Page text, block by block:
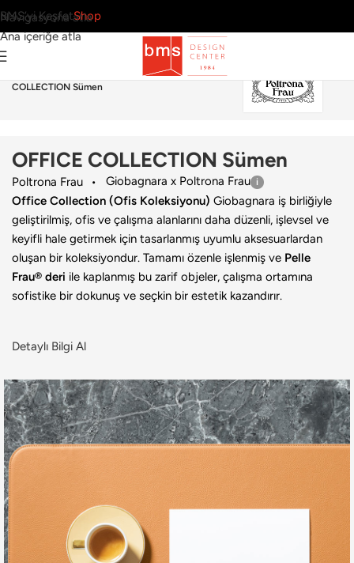
Navigasyona atla
Ana içeriğe atla
BMS’yi KeşfetShop
Poltrona Frau
OFFICE
COLLECTION Sümen
OFFICE COLLECTION Sümen
Poltrona Frau
Giobagnara x Poltrona Frau
Office Collection (Ofis Koleksiyonu) Giobagnara iş birliğiyle
geliştirilmiş, ofis ve çalışma alanlarını daha düzenli, işlevsel ve
keyifli hale getirmek için tasarlanmış uyumlu aksesuarlardan
oluşan bir koleksiyondur. Tamamı özenle işlenmiş ve Pelle
Frau® deri ile kaplanmış bu zarif objeler, çalışma ortamına
sofistike bir dokunuş ve seçkin bir estetik kazandırır.
Detaylı Bilgi Al